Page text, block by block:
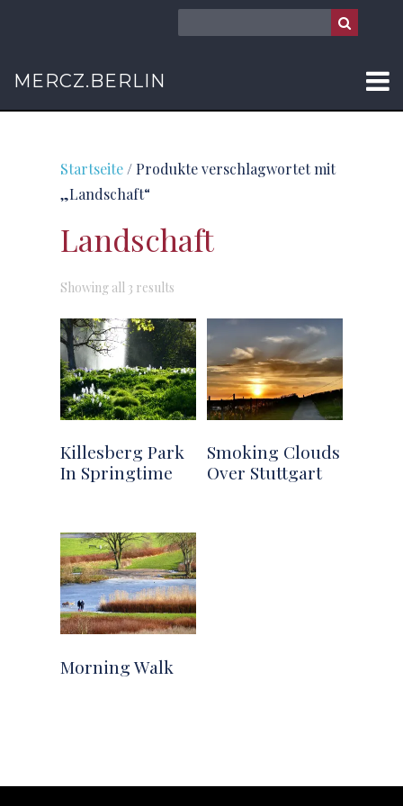
MERCZ.BERLIN
Startseite / Produkte verschlagwortet mit
„Landschaft“
Landschaft
Showing all 3 results
by
latest
Killesberg Park
In Springtime
Smoking Clouds
Over Stuttgart
Morning Walk